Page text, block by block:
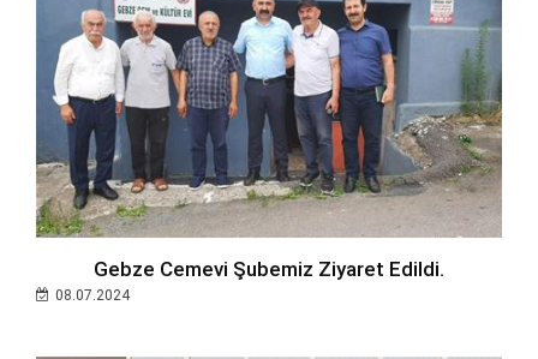
Gebze Cemevi Şubemiz Ziyaret Edildi.
08.07.2024